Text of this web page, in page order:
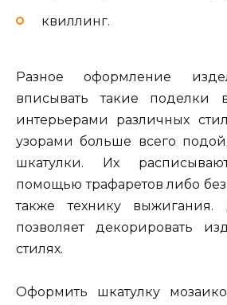
квиллинг.
Разное оформление
вписывать такие
интерьерами различных
узорами больше всего
шкатулки. Их
помощью трафаретов либо
также технику выжигания.
позволяет декорировать
стилях.
Оформить шкатулку